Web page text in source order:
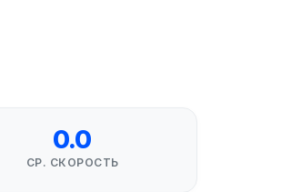
0.0
СР. СКОРОСТЬ